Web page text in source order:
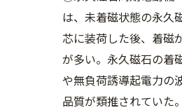
は、未着磁状態の永久
芯に装荷した後、着磁
が多い。永久磁石の着
や無負荷誘導起電力の
品質が類推されていた